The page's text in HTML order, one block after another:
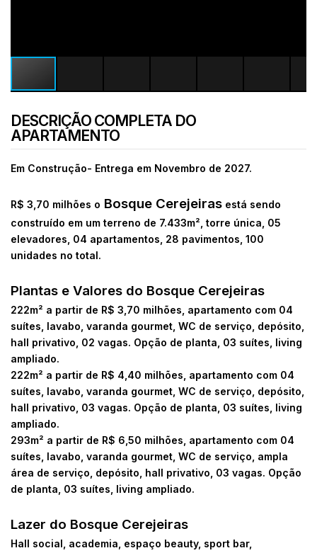
DESCRIÇÃO COMPLETA DO
APARTAMENTO
Em Construção- Entrega em Novembro de 2027.
R$ 3,70 milhões o Bosque Cerejeiras está sendo
construído em um terreno de 7.433m², torre única, 05
elevadores, 04 apartamentos, 28 pavimentos, 100
unidades no total.
Plantas e Valores do Bosque Cerejeiras
222m² a partir de R$ 3,70 milhões, apartamento com 04
suítes, lavabo, varanda gourmet, WC de serviço, depósito,
hall privativo, 02 vagas. Opção de planta, 03 suítes, living
ampliado.
222m² a partir de R$ 4,40 milhões, apartamento com 04
suítes, lavabo, varanda gourmet, WC de serviço, depósito,
hall privativo, 03 vagas. Opção de planta, 03 suítes, living
ampliado.
293m² a partir de R$ 6,50 milhões, apartamento com 04
suítes, lavabo, varanda gourmet, WC de serviço, ampla
área de serviço, depósito, hall privativo, 03 vagas. Opção
de planta, 03 suítes, living ampliado.
Lazer do Bosque Cerejeiras
Hall social, academia, espaço beauty, sport bar,